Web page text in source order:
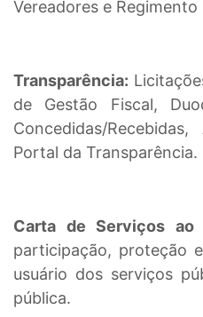
Vereadores e
Transparência:
de Gestão Fiscal,
Concedidas/
Portal da Transparência.
Carta de Serviços ao
participação, proteção
usuário dos serviços
pública.